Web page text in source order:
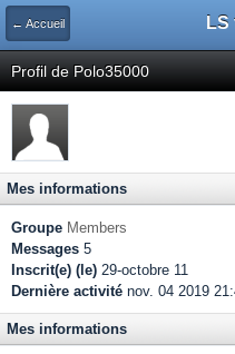
← Accueil
Profil de Polo35000
Mes informations
Groupe Members
Messages 5
Inscrit(e) (le) 29-octobre 11
Dernière activité nov. 04 2019
Mes informations